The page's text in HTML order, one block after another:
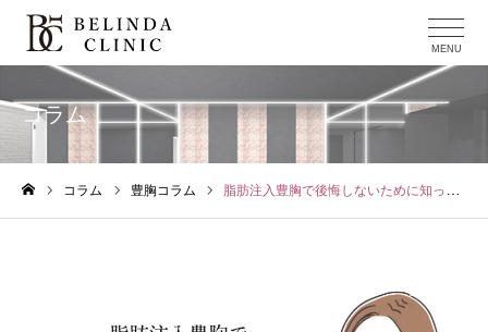
コラム
コラム 豊胸コラム 脂肪注入豊胸で後悔しないために知っておくべきこと5選